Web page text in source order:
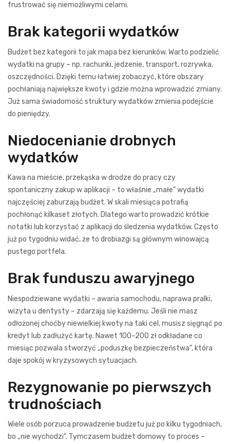
frustrować się niemożliwymi celami.
Brak kategorii wydatków
Budżet bez kategorii to jak mapa bez kierunków. Warto podzielić
wydatki na grupy – np. rachunki, jedzenie, transport, rozrywka,
oszczędności. Dzięki temu łatwiej zobaczyć, które obszary
pochłaniają największe kwoty i gdzie można wprowadzić zmiany.
Już sama świadomość struktury wydatków zmienia podejście
do pieniędzy.
Niedocenianie drobnych
wydatków
Kawa na mieście, przekąska w drodze do pracy czy
spontaniczny zakup w aplikacji – to właśnie „małe” wydatki
najczęściej zaburzają budżet. W skali miesiąca potrafią
pochłonąć kilkaset złotych. Dlatego warto prowadzić krótkie
notatki lub korzystać z aplikacji do śledzenia wydatków. Często
już po tygodniu widać, że to drobiazgi są głównym winowajcą
pustego portfela.
Brak funduszu awaryjnego
Niespodziewane wydatki – awaria samochodu, naprawa pralki,
wizyta u dentysty – zdarzają się każdemu. Jeśli nie masz
odłożonej choćby niewielkiej kwoty na taki cel, musisz sięgnąć po
kredyt lub zadłużyć kartę. Nawet 100–200 zł odkładane co
miesiąc pozwala stworzyć „poduszkę bezpieczeństwa”, która
daje spokój w kryzysowych sytuacjach.
Rezygnowanie po pierwszych
trudnościach
Wiele osób porzuca prowadzenie budżetu już po kilku tygodniach,
bo „nie wychodzi”. Tymczasem budżet domowy to proces –